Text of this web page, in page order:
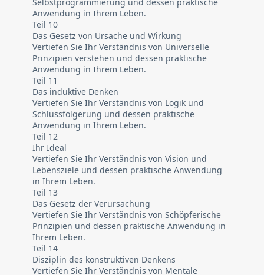
Anwendung in Ihrem Leben.
Teil 10
Das Gesetz von Ursache und Wirkung
Vertiefen Sie Ihr Verständnis von Universelle
Prinzipien verstehen und dessen praktische
Anwendung in Ihrem Leben.
Teil 11
Das induktive Denken
Vertiefen Sie Ihr Verständnis von Logik und
Schlussfolgerung und dessen praktische
Anwendung in Ihrem Leben.
Teil 12
Ihr Ideal
Vertiefen Sie Ihr Verständnis von Vision und
Lebensziele und dessen praktische Anwendung
in Ihrem Leben.
Teil 13
Das Gesetz der Verursachung
Vertiefen Sie Ihr Verständnis von Schöpferische
Prinzipien und dessen praktische Anwendung in
Ihrem Leben.
Teil 14
Disziplin des konstruktiven Denkens
Vertiefen Sie Ihr Verständnis von Mentale